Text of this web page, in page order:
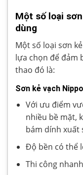
Một số loại
dùng
Một số loại sơn
lựa chọn để đảm
thao đó là:
Sơn kẻ vạch
Với ưu điểm
nhiều bề mặt,
bám dính xuất
Độ bền có thể
Thi công